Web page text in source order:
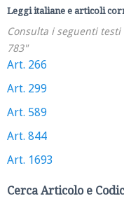
Leggi italiane e articoli
Consulta i seguenti
783"
Art. 266
Art. 299
Art. 589
Art. 844
Art. 1693
Cerca Articolo e